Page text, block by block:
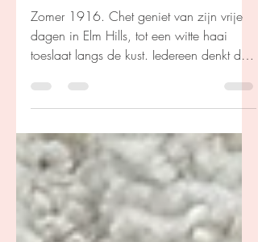
I survived - De aanval van de
haaien - Lauren Tarshis
Zomer 1916. Chet geniet van zijn vrije
dagen in Elm Hills, tot een witte haai
hun rivier veilig is… tot Chet tijdens het
zwemmen oog in oog komt te staan met
het roofdier. Gebaseerd op
waargebeurde gebeurtenissen.